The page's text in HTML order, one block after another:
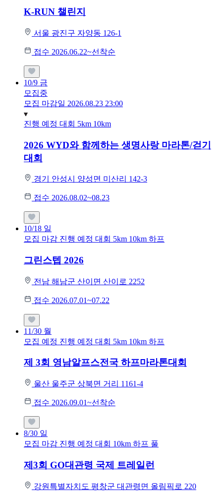
K-RUN 챌린지
서울 광진구 자양동 126-1
접수 2026.06.22~선착순
10/9 금
모집중
모집 마감일 2026.08.23 23:00
진행 예정 대회 5km 10km
2026 WYD와 함께하는 생명사랑 마라톤/걷기
대회
경기 안성시 양성면 미산리 142-3
접수 2026.08.02~08.23
10/18 일
모집 마감 진행 예정 대회 5km 10km 하프
그린스텝 2026
전남 해남군 산이면 산이로 2252
접수 2026.07.01~07.22
11/30 월
모집 예정 진행 예정 대회 5km 10km 하프
제 3회 영남알프스전국 하프마라톤대회
울산 울주군 상북면 거리 1161-4
접수 2026.09.01~선착순
8/30 일
모집 마감 진행 예정 대회 10km 하프 풀
제3회 GO대관령 국제 트레일런
강원특별자치도 평창군 대관령면 올림픽로 220